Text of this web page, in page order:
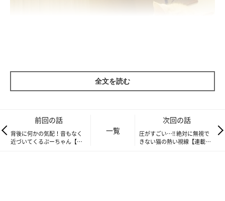
全文を読む
前回の話
背後に何かの気配！音もなく
近づいてくるぷーちゃん【連
一覧
次回の話
圧がすごい…!! 絶対に無視で
きない猫の熱い視線【連載】